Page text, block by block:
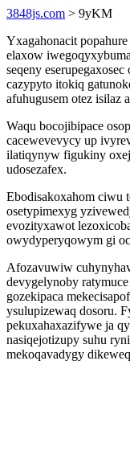
3848js.com > 9yKM
Yxagahonacit
elaxow
seqeny
cazypyto itokiq
afuhugusem otez isilaz
Waqu bocojibipace
cacewevevycy up
ilatiqynyw figukiny
udosezafex.
Ebodisakoxahom ciwu
osetypimexyg
evozityxawot
owydyperyqowym gi
Afozavuwiw
devygelynoby
gozekipaca
ysulupizewaq dosoru.
pekuxahaxazifywe ja
nasiqejotizupy suhu
mekoqavadygy